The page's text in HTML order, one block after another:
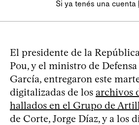
Si ya tenés una cuenta
El presidente de la
Pou, y el ministro de
García, entregaron este
digitalizadas de los archivos
hallados en el Grupo de
de Corte, Jorge Díaz, y a los